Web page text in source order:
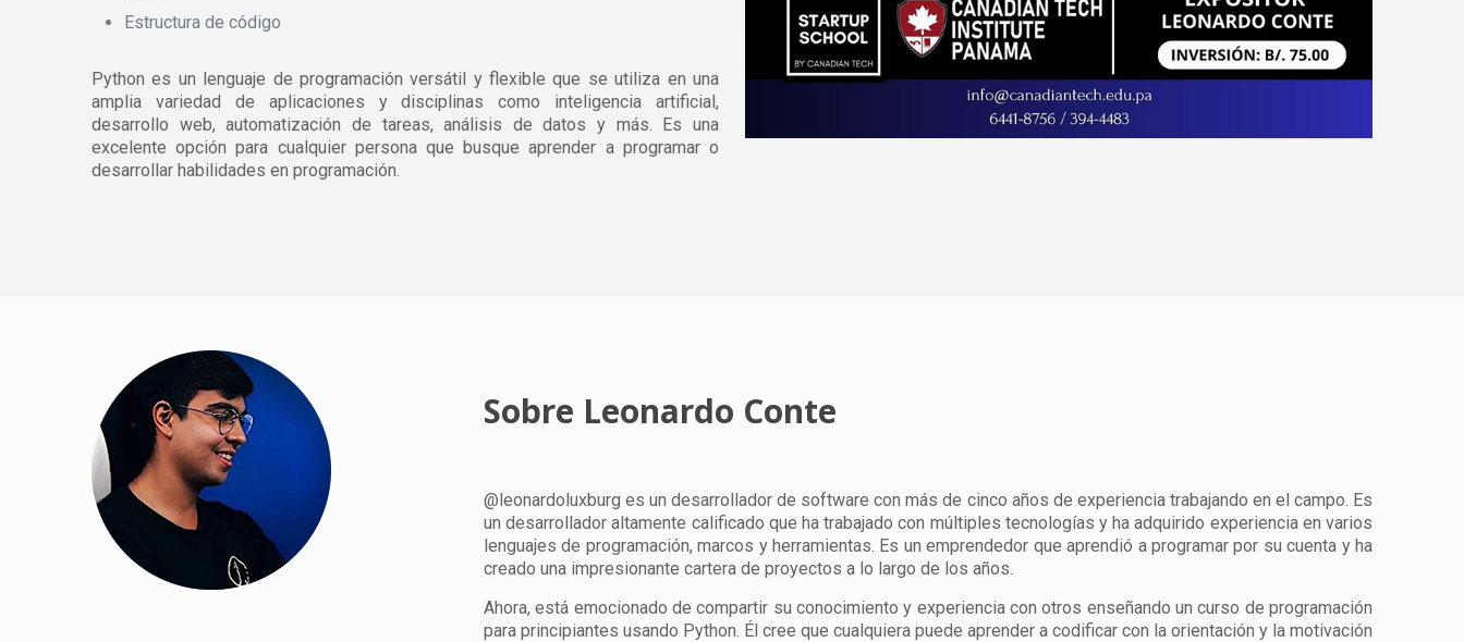
Estructura de código
Python es un lenguaje de programación versátil y flexible que se utiliza en una
amplia variedad de aplicaciones y disciplinas como inteligencia artificial,
desarrollo web, automatización de tareas, análisis de datos y más. Es una
excelente opción para cualquier persona que busque aprender a programar o
desarrollar habilidades en programación.
Sobre Leonardo Conte
@leonardoluxburg es un desarrollador de software con más de cinco años de experiencia trabajando en el campo. Es
un desarrollador altamente calificado que ha trabajado con múltiples tecnologías y ha adquirido experiencia en varios
lenguajes de programación, marcos y herramientas. Es un emprendedor que aprendió a programar por su cuenta y ha
creado una impresionante cartera de proyectos a lo largo de los años.
Ahora, está emocionado de compartir su conocimiento y experiencia con otros enseñando un curso de programación
para principiantes usando Python. Él cree que cualquiera puede aprender a codificar con la orientación y la motivación